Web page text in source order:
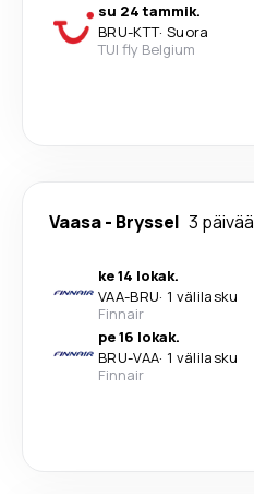
su 24 tammik.
BRU-KTT· Suora
TUI fly Belgium
Vaasa- Bryssel 3 päivää
ke 14 lokak.
VAA-BRU· 1 välilasku
Finnair
pe 16 lokak.
BRU-VAA· 1 välilasku
Finnair